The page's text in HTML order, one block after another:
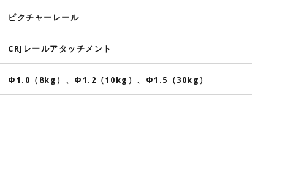
ピクチャーレール
CRJレールアタッチメント
Φ1.0（8kg）、Φ1.2（10kg）、Φ1.5（30kg）